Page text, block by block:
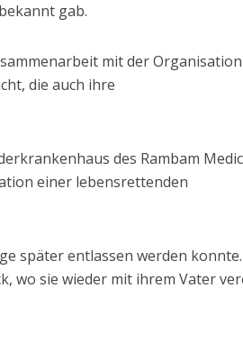
gab.
mit der Organisation
die auch ihre
des Rambam
einer lebensrettenden
später entlassen werden konnte.
wo sie wieder mit ihrem Vater